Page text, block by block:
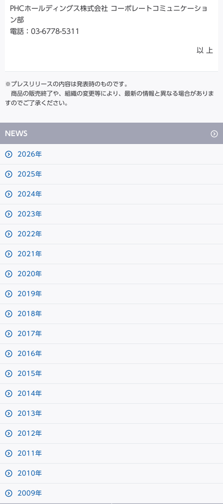
PHCホールディングス株式会社 コーポレートコミュニケーショ
ン部
電話：03-6778-5311
以 上
※プレスリリースの内容は発表時のものです。
商品の販売終了や、組織の変更等により、最新の情報と異なる場合がありま
すのでご了承ください。
NEWS
2026年
2025年
2024年
2023年
2022年
2021年
2020年
2019年
2018年
2017年
2016年
2015年
2014年
2013年
2012年
2011年
2010年
2009年